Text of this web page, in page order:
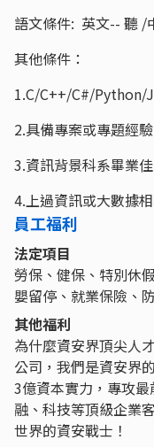
語文條件: 英文-- 聽 /
其他條件：
1.C/C++/C#/Python/
2.具備專案或專題經驗
3.資訊背景科系畢業佳
4.上過資訊或大數據
員工福利
法定項目
勞保、健保、特別休
嬰留停、就業保險、
其他福利
為什麼資安界頂尖人
公司，我們是資安界
3億資本實力，專攻
融、科技等頂級企業
世界的資安戰士！